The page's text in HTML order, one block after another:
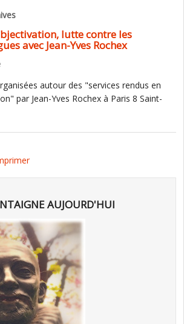
lutte contre les
avec Jean-Yves Rochex
autour des "services rendus en
par Jean-Yves Rochex à Paris 8 Saint-
AUJOURD'HUI